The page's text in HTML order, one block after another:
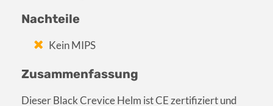
Nachteile
Kein MIPS
Zusammenfassung
Dieser Black Crevice Helm ist CE zertifiziert und